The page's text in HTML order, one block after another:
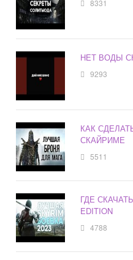
8331
НЕТ ВОДЫ
9293
КАК
СКАЙРИМЕ
5511
ГДЕ
EDITION
4788